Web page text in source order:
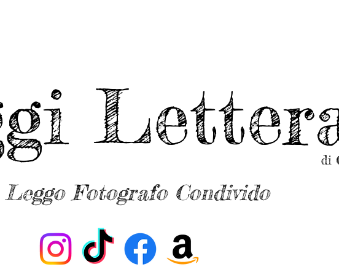
di
Leggo Fotografo Condivido